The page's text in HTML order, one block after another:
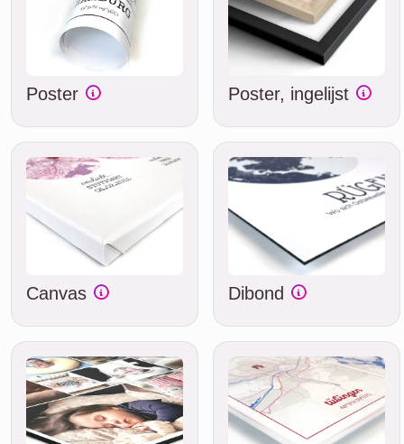
Poster Poster, ingelijst
Canvas Dibond